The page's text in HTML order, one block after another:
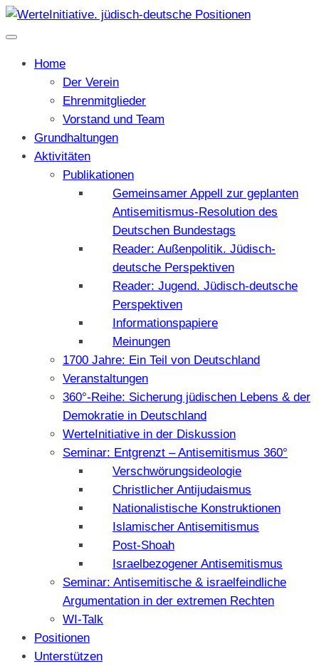
Home
Der Verein
Ehrenmitglieder
Vorstand und Team
Grundhaltungen
Aktivitäten
Publikationen
Gemeinsamer Appell zur geplanten
Antisemitismus-Resolution des
Deutschen Bundestags
Reader: Außenpolitik. Jüdisch-
deutsche Perspektiven
Reader: Jugend. Jüdisch-deutsche
Perspektiven
Informationspapiere
Meinungen
1700 Jahre: Ein Teil von Deutschland
Veranstaltungen
360°-Reihe: Sicherung jüdischen Lebens & der
Demokratie in Deutschland
WerteInitiative in der Diskussion
Seminar: Entgrenzt – Antisemitismus 360°
Verschwörungsideologie
Christlicher Antijudaismus
Nationalistische Konstruktionen
Islamischer Antisemitismus
Post-Shoah
Israelbezogener Antisemitismus
Seminar: Antisemitische & israelfeindliche
Argumentation in der extremen Rechten
WI-Talk
Positionen
Unterstützen